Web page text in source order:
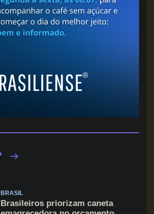
BRASIL
Brasileiros priorizam caneta